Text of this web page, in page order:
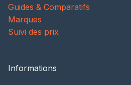
Guides & Comparatifs
Marques
Suivi des prix
Informations